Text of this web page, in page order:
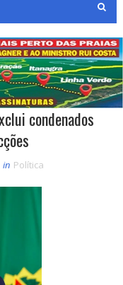
condenados
in Política